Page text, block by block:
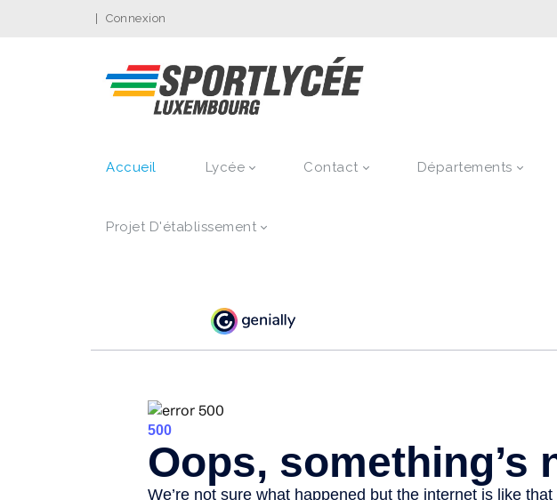
Connexion
Accueil Lycée Contact Départements
Projet D'établissement